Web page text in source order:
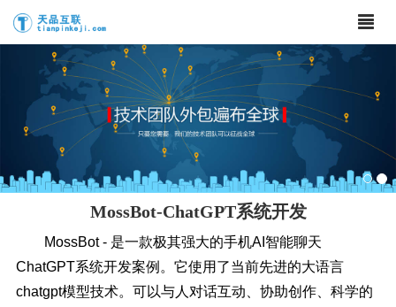
MossBot-ChatGPT系统开发
MossBot - 是一款极其强大的手机AI智能聊天
ChatGPT系统开发案例。它使用了当前先进的大语言
chatgpt模型技术。可以与人对话互动、协助创作、科学的